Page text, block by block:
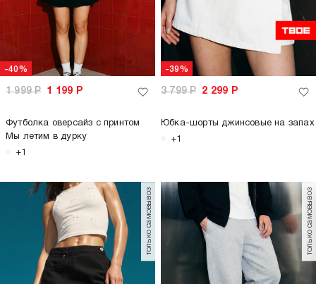
-40%
1 999Р 1 199 Р
Футболка оверсайз с принтом
Мы летим в дурку
+1
-39%
3 799Р 2 299 Р
Юбка-шорты джинсовые на запах
+1
только самовывоз только самовывоз